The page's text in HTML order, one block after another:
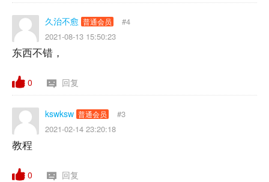
久治不愈 普通会员
#4
2021-08-13 15:50:23
东西不错，
0 回复
kswksw 普通会员
#3
2021-02-14 23:20:18
教程
0 回复